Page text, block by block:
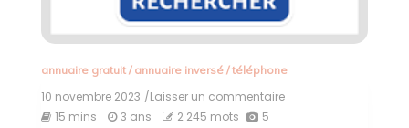
annuaire gratuit/ annuaire inversé/téléphone
10 novembre 2023 /Laisser un commentaireon
15 mins 3 ans 2 245 mots 5